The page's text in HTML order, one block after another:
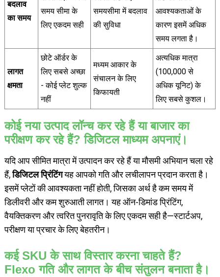
बदलाव
का समय
समय सीमा के
लिए एकदम सही
समयसीमा में बदलाव
की सुविधा
आवश्यकताओं के
कारण इसमें अधिक
समय लगता है।
लागत
क्षमता
छोटे ऑर्डर के
लिए सबसे अच्छा
- कोई प्लेट शुल्क
नहीं
मध्यम आकार के
संचालन के लिए
किफायती
अत्यधिक मात्रा
(100,000 से
अधिक यूनिट) के
लिए सबसे कुशल।
कोई नया उत्पाद लॉन्च कर रहे हैं या बाजार का
परीक्षण कर रहे हैं? डिजिटल माध्यम अपनाएं।
यदि आप सीमित मात्रा में उत्पादन कर रहे हैं या मौसमी अभियान चला रहे
हैं,डिजिटल प्रिंटिंगयह आपको गति और लचीलापन प्रदान करता है।
इसमें प्लेटों की आवश्यकता नहीं होती, जिसका अर्थ है कम समय में
डिलीवरी और कम शुरुआती लागत। यह ऑन-डिमांड प्रिंटिंग,
वैयक्तिकरण और त्वरित पुनरावृति के लिए एकदम सही है—स्टार्टअप,
परीक्षण या प्रचार के लिए बेहतरीन।
कई SKU के साथ विस्तार करना चाहते हैं?
Flexo गति और लागत के बीच संतुलन बनाता है।